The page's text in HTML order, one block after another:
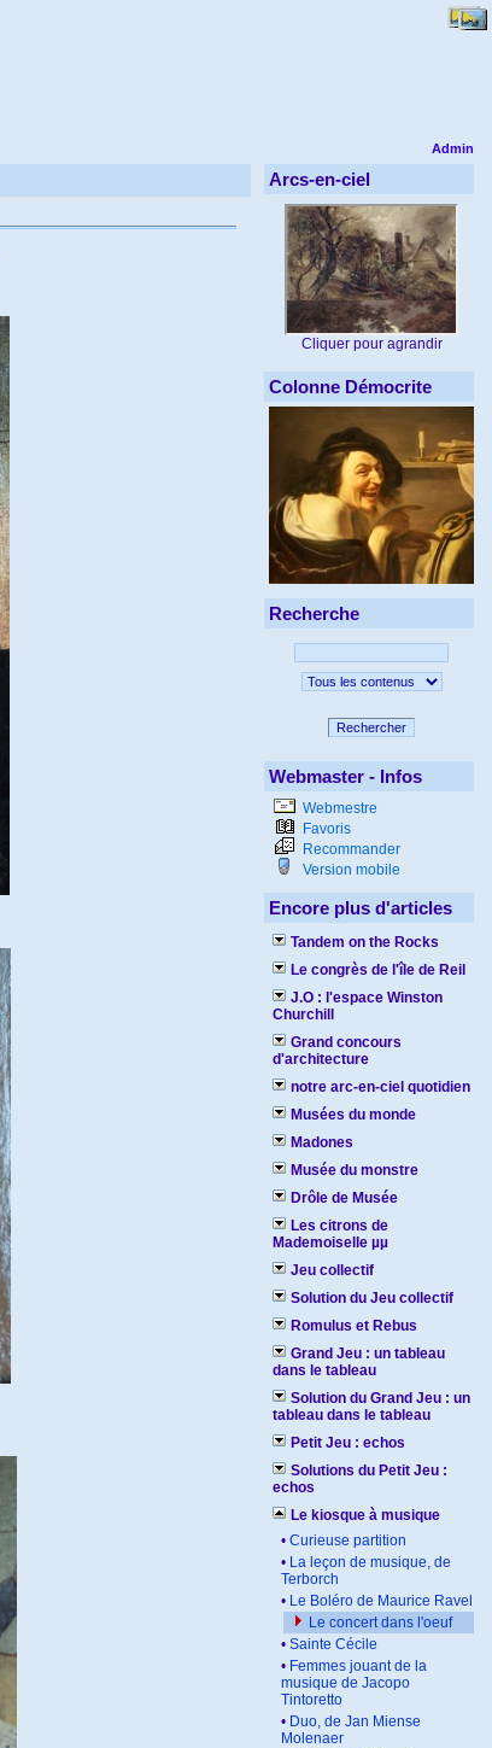
Admin
Arcs-en-ciel
Cliquer pour agrandir
Colonne Démocrite
Recherche
Rechercher
Webmaster - Infos
Webmestre
Favoris
Recommander
Version mobile
Encore plus d'articles
Tandem on the Rocks
Le congrès de l'île de Reil
J.O : l'espace Winston
Churchill
Grand concours
d'architecture
notre arc-en-ciel quotidien
Musées du monde
Madones
Musée du monstre
Drôle de Musée
Les citrons de
Mademoiselle µµ
Jeu collectif
Solution du Jeu collectif
Romulus et Rebus
Grand Jeu : un tableau
dans le tableau
Solution du Grand Jeu : un
tableau dans le tableau
Petit Jeu : echos
Solutions du Petit Jeu :
echos
Le kiosque à musique
• Curieuse partition
• La leçon de musique, de
Terborch
• Le Boléro de Maurice Ravel
Le concert dans l'oeuf
• Sainte Cécile
• Femmes jouant de la
musique de Jacopo
Tintoretto
• Duo, de Jan Miense
Molenaer